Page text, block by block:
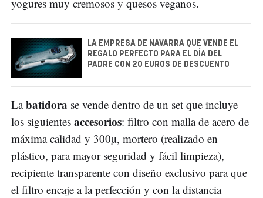
yogures muy cremosos y quesos veganos.
LA EMPRESA DE NAVARRA QUE VENDE EL
REGALO PERFECTO PARA EL DÍA DEL
PADRE CON 20 EUROS DE DESCUENTO
Labatidora se vende dentro de un set que incluye
los siguientes accesorios: filtro con malla de acero de
máxima calidad y 300µ, mortero (realizado en
plástico, para mayor seguridad y fácil limpieza),
recipiente transparente con diseño exclusivo para que
el filtro encaje a la perfección y con la distancia